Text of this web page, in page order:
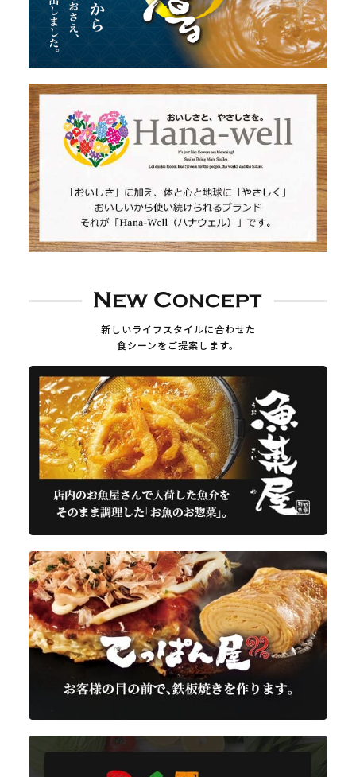
新しいライフスタイルに合わせた
食シーンをご提案します。